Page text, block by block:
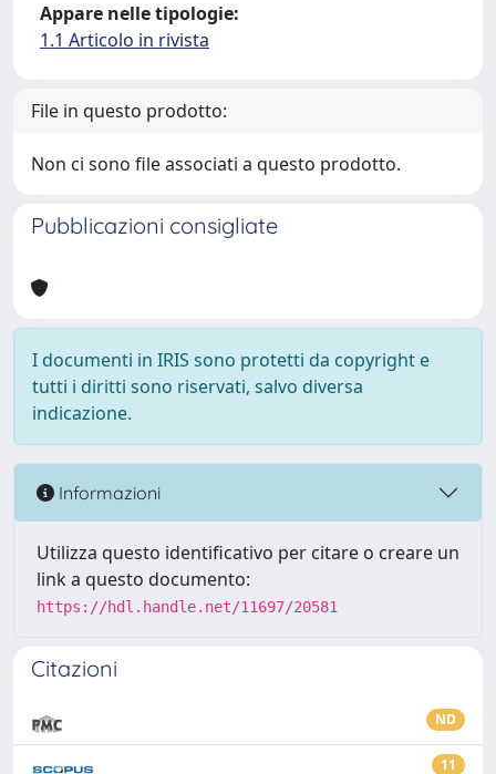
Appare nelle tipologie:
1.1 Articolo in rivista
File in questo prodotto:
Non ci sono file associati a questo prodotto.
Pubblicazioni consigliate
I documenti in IRIS sono protetti da copyright e
tutti i diritti sono riservati, salvo diversa
indicazione.
Informazioni
Utilizza questo identificativo per citare o creare un
link a questo documento:
https://hdl.handle.net/11697/20581
Citazioni
ND
11